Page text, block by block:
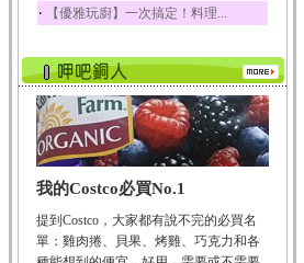
迷迭香
酸、迷迭香酸、植物...
咖啡
咖啡中的咖啡因會刺激
中樞神經系統，特別...
椰子
椰子含有糖類、脂肪、
荔枝
‧ 【優雅玩廚】一次搞定！料理...
我的Costco必買No.1
提到Costco，大家都有說不完的必買名
單：雞肉捲、貝果、烤雞、巧克力和各